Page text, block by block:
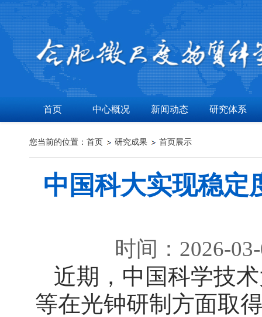
首页 中心概况 新闻动态 研究体系
您当前的位置： 首页 研究成果 首页展示
中国科大实现稳定
时间：2026-
近期，中国科学技
等在光钟研制方面取